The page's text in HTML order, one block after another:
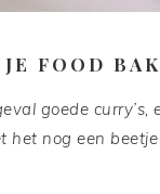
FOOD
goede
het nog een